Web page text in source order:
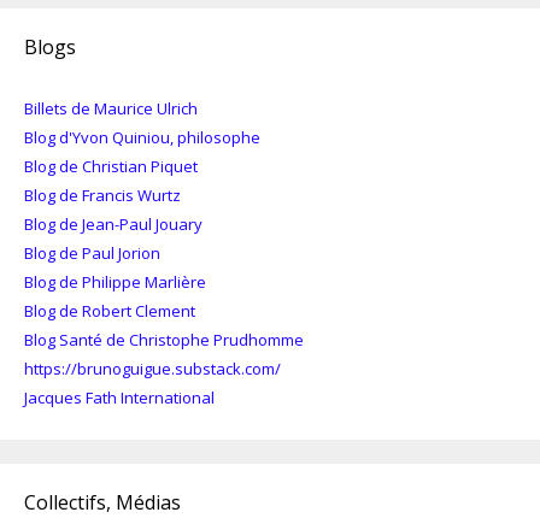
Blogs
Billets de Maurice Ulrich
Blog d'Yvon Quiniou, philosophe
Blog de Christian Piquet
Blog de Francis Wurtz
Blog de Jean-Paul Jouary
Blog de Paul Jorion
Blog de Philippe Marlière
Blog de Robert Clement
Blog Santé de Christophe Prudhomme
https://brunoguigue.substack.com/
Jacques Fath International
Collectifs, Médias